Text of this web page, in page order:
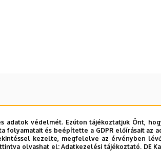
védelmét. Ezúton tájékoztatjuk Önt,
folyamatait és beépítette a GDPR előírásait az
kezelte, megfelelve az érvényben
olvashat el:Adatkezelési tájékoztató. DE